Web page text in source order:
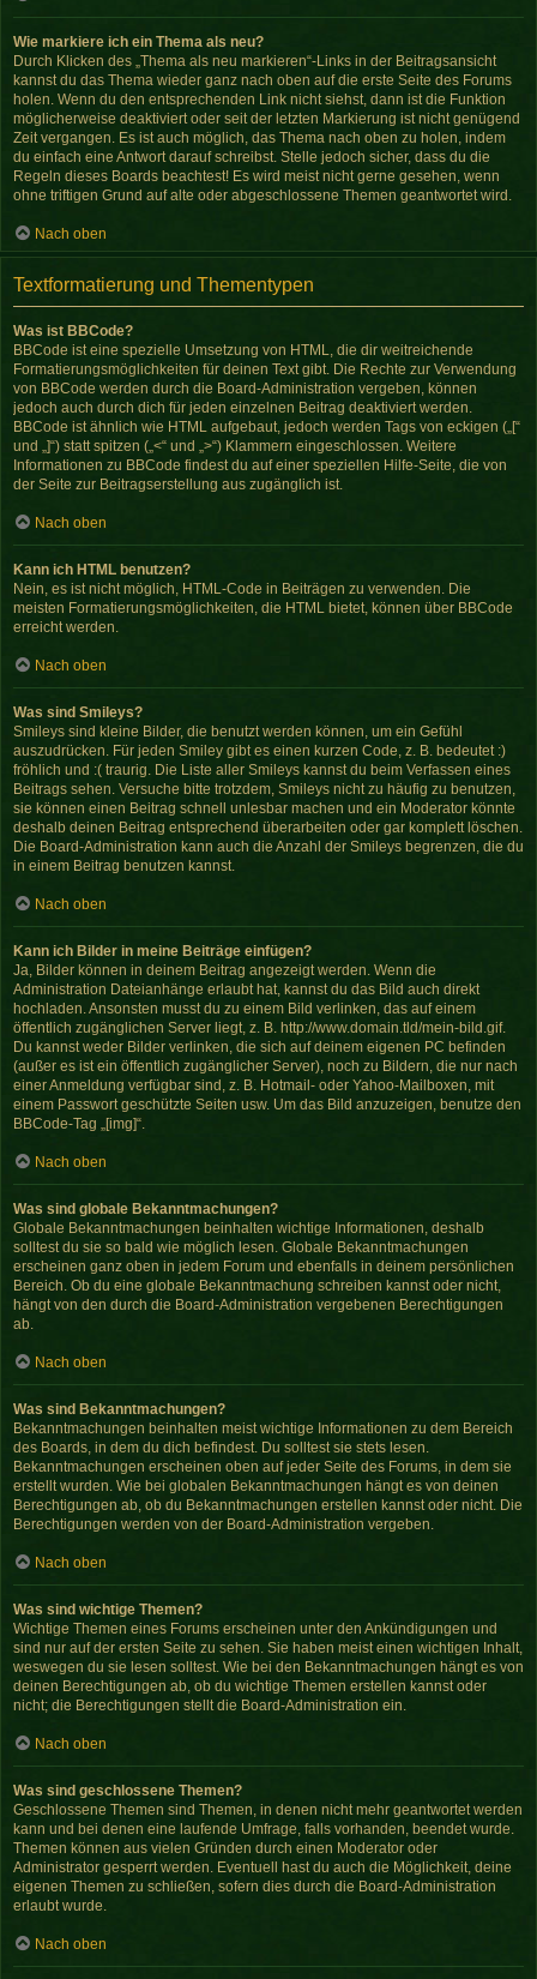
Wie markiere ich ein Thema als neu?
Durch Klicken des „Thema als neu markieren“-Links in der Beitragsansicht
kannst du das Thema wieder ganz nach oben auf die erste Seite des Forums
holen. Wenn du den entsprechenden Link nicht siehst, dann ist die Funktion
möglicherweise deaktiviert oder seit der letzten Markierung ist nicht genügend
Zeit vergangen. Es ist auch möglich, das Thema nach oben zu holen, indem
du einfach eine Antwort darauf schreibst. Stelle jedoch sicher, dass du die
Regeln dieses Boards beachtest! Es wird meist nicht gerne gesehen, wenn
ohne triftigen Grund auf alte oder abgeschlossene Themen geantwortet wird.
Nach oben
Textformatierung und Thementypen
Was ist BBCode?
BBCode ist eine spezielle Umsetzung von HTML, die dir weitreichende
Formatierungsmöglichkeiten für deinen Text gibt. Die Rechte zur Verwendung
von BBCode werden durch die Board-Administration vergeben, können
jedoch auch durch dich für jeden einzelnen Beitrag deaktiviert werden.
BBCode ist ähnlich wie HTML aufgebaut, jedoch werden Tags von eckigen („[“
und „]“) statt spitzen („<“ und „>“) Klammern eingeschlossen. Weitere
Informationen zu BBCode findest du auf einer speziellen Hilfe-Seite, die von
der Seite zur Beitragserstellung aus zugänglich ist.
Nach oben
Kann ich HTML benutzen?
Nein, es ist nicht möglich, HTML-Code in Beiträgen zu verwenden. Die
meisten Formatierungsmöglichkeiten, die HTML bietet, können über BBCode
erreicht werden.
Nach oben
Was sind Smileys?
Smileys sind kleine Bilder, die benutzt werden können, um ein Gefühl
auszudrücken. Für jeden Smiley gibt es einen kurzen Code, z. B. bedeutet :)
fröhlich und :( traurig. Die Liste aller Smileys kannst du beim Verfassen eines
Beitrags sehen. Versuche bitte trotzdem, Smileys nicht zu häufig zu benutzen,
sie können einen Beitrag schnell unlesbar machen und ein Moderator könnte
deshalb deinen Beitrag entsprechend überarbeiten oder gar komplett löschen.
Die Board-Administration kann auch die Anzahl der Smileys begrenzen, die du
in einem Beitrag benutzen kannst.
Nach oben
Kann ich Bilder in meine Beiträge einfügen?
Ja, Bilder können in deinem Beitrag angezeigt werden. Wenn die
Administration Dateianhänge erlaubt hat, kannst du das Bild auch direkt
hochladen. Ansonsten musst du zu einem Bild verlinken, das auf einem
öffentlich zugänglichen Server liegt, z. B. http://www.domain.tld/mein-bild.gif.
Du kannst weder Bilder verlinken, die sich auf deinem eigenen PC befinden
(außer es ist ein öffentlich zugänglicher Server), noch zu Bildern, die nur nach
einer Anmeldung verfügbar sind, z. B. Hotmail- oder Yahoo-Mailboxen, mit
einem Passwort geschützte Seiten usw. Um das Bild anzuzeigen, benutze den
BBCode-Tag „[img]“.
Nach oben
Was sind globale Bekanntmachungen?
Globale Bekanntmachungen beinhalten wichtige Informationen, deshalb
solltest du sie so bald wie möglich lesen. Globale Bekanntmachungen
erscheinen ganz oben in jedem Forum und ebenfalls in deinem persönlichen
Bereich. Ob du eine globale Bekanntmachung schreiben kannst oder nicht,
hängt von den durch die Board-Administration vergebenen Berechtigungen
ab.
Nach oben
Was sind Bekanntmachungen?
Bekanntmachungen beinhalten meist wichtige Informationen zu dem Bereich
des Boards, in dem du dich befindest. Du solltest sie stets lesen.
Bekanntmachungen erscheinen oben auf jeder Seite des Forums, in dem sie
erstellt wurden. Wie bei globalen Bekanntmachungen hängt es von deinen
Berechtigungen ab, ob du Bekanntmachungen erstellen kannst oder nicht. Die
Berechtigungen werden von der Board-Administration vergeben.
Nach oben
Was sind wichtige Themen?
Wichtige Themen eines Forums erscheinen unter den Ankündigungen und
sind nur auf der ersten Seite zu sehen. Sie haben meist einen wichtigen Inhalt,
weswegen du sie lesen solltest. Wie bei den Bekanntmachungen hängt es von
deinen Berechtigungen ab, ob du wichtige Themen erstellen kannst oder
nicht; die Berechtigungen stellt die Board-Administration ein.
Nach oben
Was sind geschlossene Themen?
Geschlossene Themen sind Themen, in denen nicht mehr geantwortet werden
kann und bei denen eine laufende Umfrage, falls vorhanden, beendet wurde.
Themen können aus vielen Gründen durch einen Moderator oder
Administrator gesperrt werden. Eventuell hast du auch die Möglichkeit, deine
eigenen Themen zu schließen, sofern dies durch die Board-Administration
erlaubt wurde.
Nach oben